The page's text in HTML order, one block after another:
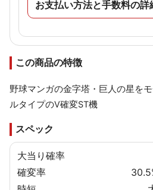
お支払い方法と手数料の詳
この商品の特徴
野球マンガの金字塔・巨人の星を
ルタイプのV確変ST機
スペック
大当り確率
確変率